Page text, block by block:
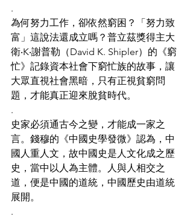
.
為何努力工作，卻依然窮困？「努力致
富」這說法還成立嗎？普立茲獎得主大
衛‧K‧謝普勒（David K. Shipler）的《窮
忙》記錄資本社會下窮忙族的故事，讓
大眾直視社會黑暗，只有正視貧窮問
題，才能真正迎來脫貧時代。
.
史家必須通古今之變，才能成一家之
言。錢穆的《中國史學發微》認為，中
國人重人文，故中國史是人文化成之歷
史，當中以人為主體。人與人相交之
道，便是中國的道統，中國歷史由道統
展開。
.